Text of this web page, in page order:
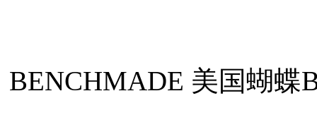
BENCHMADE 美国蝴蝶